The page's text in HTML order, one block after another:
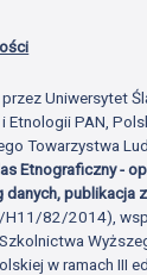
Uniwersytet
Etnologii PAN,
Towarzystwa
Etnograficzny -
publikacja
82/2014),
w ramach III